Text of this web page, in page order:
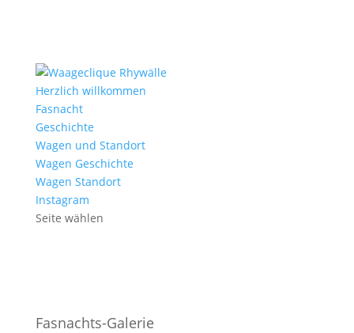
Herzlich willkommen
Fasnacht
Geschichte
Wagen und Standort
Wagen Geschichte
Wagen Standort
Instagram
Seite wählen
Fasnachts-Galerie